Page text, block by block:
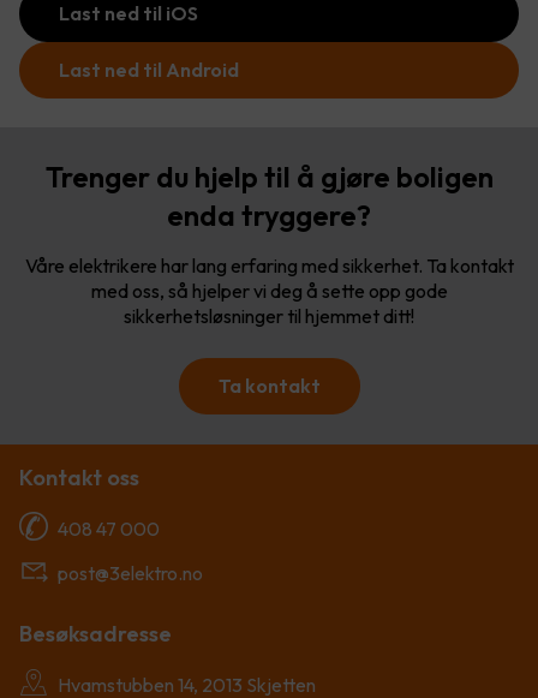
Last ned til iOS
Last ned til Android
Trenger du hjelp til å gjøre boligen
enda tryggere?
Våre elektrikere har lang erfaring med sikkerhet. Ta kontakt
med oss, så hjelper vi deg å sette opp gode
sikkerhetsløsninger til hjemmet ditt!
Ta kontakt
Kontakt oss
408 47 000
post@3elektro.no
Besøksadresse
Hvamstubben 14, 2013 Skjetten